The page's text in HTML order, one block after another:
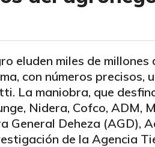
eluden miles de millones
con números precisos,
La maniobra, que
Nidera, Cofco, ADM,
General Deheza (AGD),
de la Agencia